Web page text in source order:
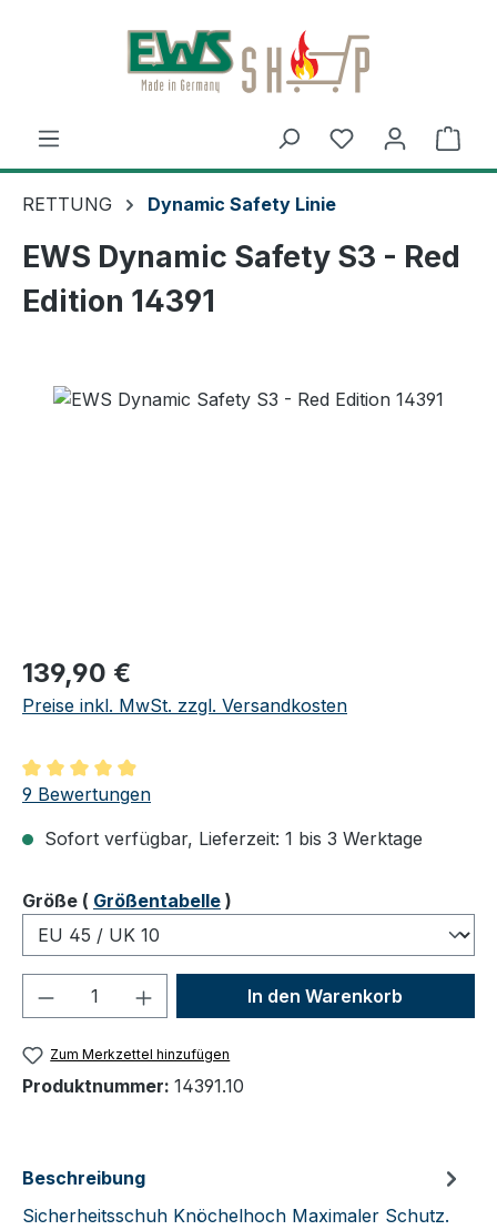
Zum Hauptinhalt springen
RETTUNG Dynamic Safety Linie
EWS Dynamic Safety S3 - Red
Edition 14391
Regulärer Preis:
139,90 €
Preise inkl. MwSt. zzgl. Versandkosten
Durchschnittliche Bewertung von 4.89 von 5 Sternen
9 Bewertungen
Sofort verfügbar, Lieferzeit: 1 bis 3 Werktage
Größeauswählen
( Größentabelle )
Produkt Anzahl: Gib denIn den Warenkorb
Zum Merkzettel hinzufügen
Produktnummer: 14391.10
Beschreibung
Sicherheitsschuh Knöchelhoch Maximaler Schutz.